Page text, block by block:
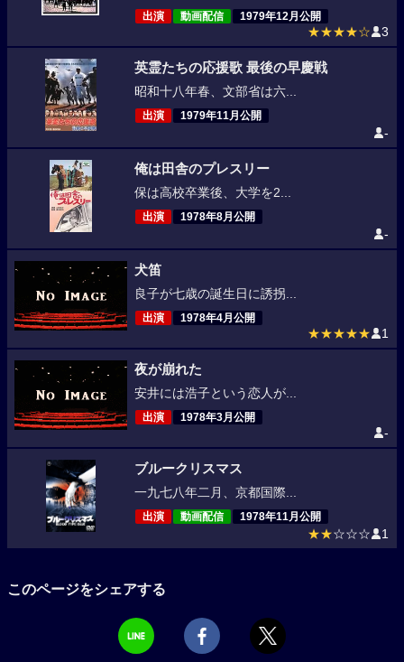
出演 動画配信 1979年12月公開
★★★★☆ 3
英霊たちの応援歌 最後の早慶戦
昭和十八年春、文部省は六...
出演 1979年11月公開
-
俺は田舎のプレスリー
保は高校卒業後、大学を2...
出演 1978年8月公開
-
犬笛
良子が七歳の誕生日に誘拐...
出演 1978年4月公開
★★★★★ 1
夜が崩れた
安井には浩子という恋人が...
出演 1978年3月公開
-
ブルークリスマス
一九七八年二月、京都国際...
出演 動画配信 1978年11月公開
★★☆☆☆ 1
このページをシェアする